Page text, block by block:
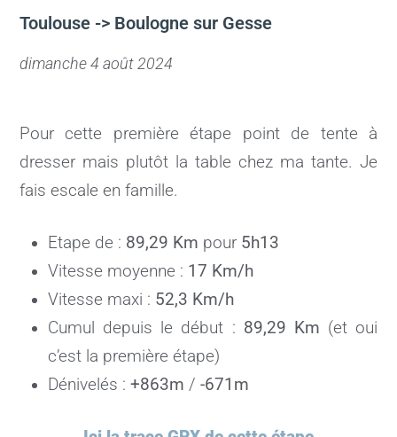
Toulouse -> Boulogne sur Gesse
dimanche 4 août 2024
Pour cette première étape point de tente à
dresser mais plutôt la table chez ma tante. Je
fais escale en famille.
Etape de : 89,29 Km pour 5h13
Vitesse moyenne : 17 Km/h
Vitesse maxi : 52,3 Km/h
Cumul depuis le début : 89,29 Km (et oui
c’est la première étape)
Dénivelés : +863m / -671m